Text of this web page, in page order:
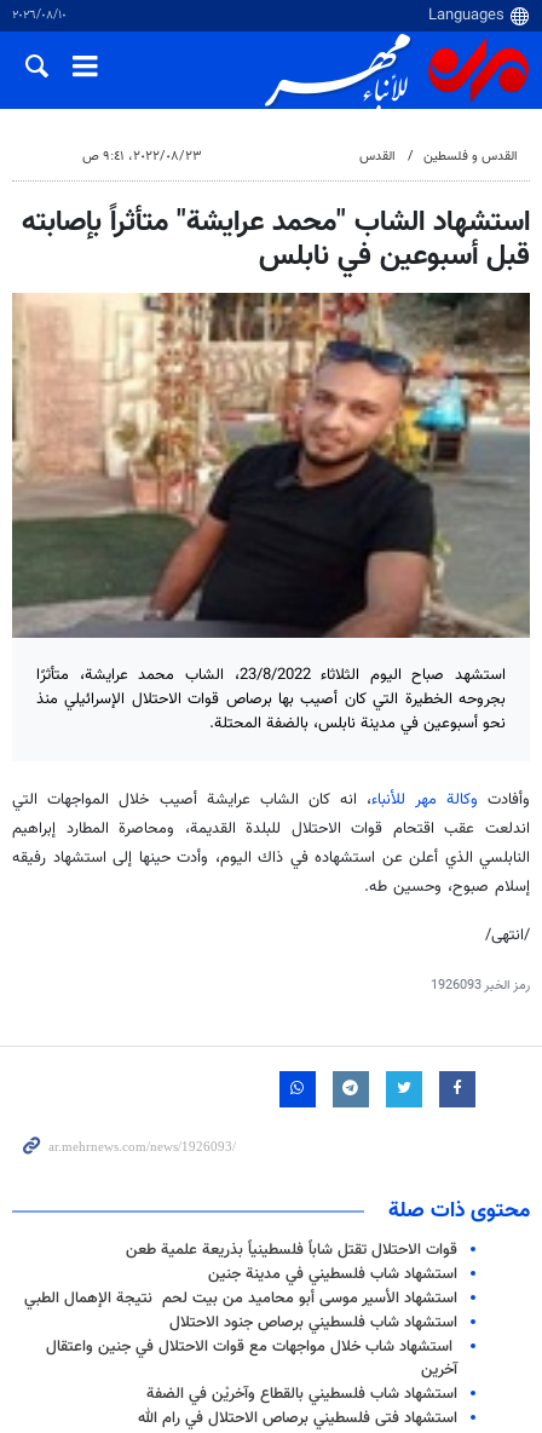
١٠‏/٠٨‏/٢٠٢٦
القدس و فلسطین القدس ٢٣‏/٠٨‏/٢٠٢٢، ٩:٤١ ص
استشهاد الشاب "محمد عرايشة" متأثراً بإصابته
قبل أسبوعين في نابلس
استشهد صباح اليوم الثلاثاء 23/8/2022، الشاب محمد عرايشة، متأثرًا
بجروحه الخطيرة التي كان أصيب بها برصاص قوات الاحتلال الإسرائيلي منذ
نحو أسبوعين في مدينة نابلس، بالضفة المحتلة.
وأفادت وكالة مهر للأنباء، انه كان الشاب عرايشة أصيب خلال المواجهات التي
اندلعت عقب اقتحام قوات الاحتلال للبلدة القديمة، ومحاصرة المطارد إبراهيم
النابلسي الذي أعلن عن استشهاده في ذاك اليوم، وأدت حينها إلى استشهاد رفيقه
إسلام صبوح، وحسين طه.
/انتهى/
رمز الخبر1926093
محتوى ذات صلة
قوات الاحتلال تقتل شاباً فلسطينياً بذريعة علمية طعن
استشهاد شاب فلسطيني في مدينة جنين
استشهاد الأسير موسى أبو محاميد من بيت لحم نتيجة الإهمال الطبي
استشهاد شاب فلسطيني برصاص جنود الاحتلال
استشهاد شاب خلال مواجهات مع قوات الاحتلال في جنين واعتقال
آخرين
استشهاد شاب فلسطيني بالقطاع وآخريْن في الضفة
استشهاد فتى فلسطيني برصاص الاحتلال في رام الله